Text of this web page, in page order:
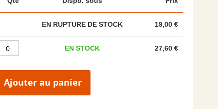
EN RUPTURE DE STOCK 19,00 €
EN STOCK 27,60 €
Ajouter au panier